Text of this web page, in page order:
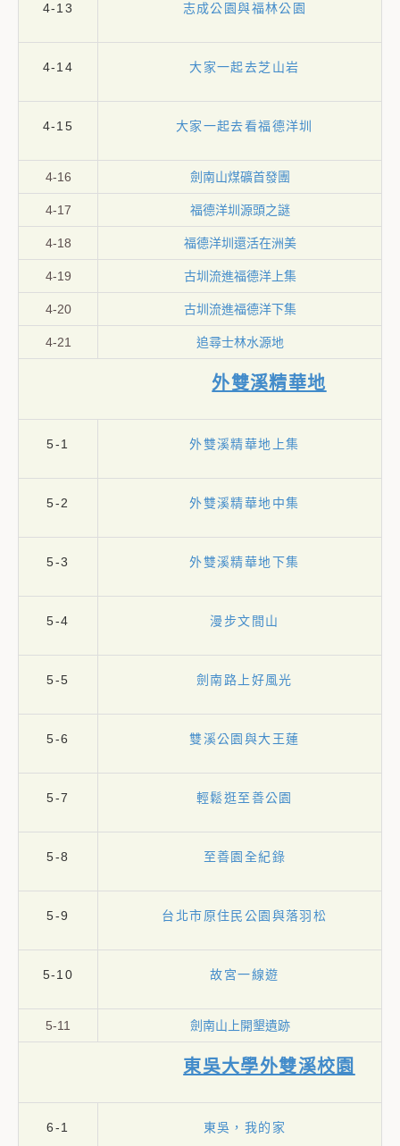
4-13 志成公園與福林公園
4-14 大家一起去芝山岩
4-15 大家一起去看福德洋圳
4-16 劍南山煤礦首發團
4-17 福德洋圳源頭之謎
4-18 福德洋圳還活在洲美
4-19 古圳流進福德洋上集
4-20 古圳流進福德洋下集
4-21 追尋士林水源地
外雙溪精華地
5-1 外雙溪精華地上集
5-2 外雙溪精華地中集
5-3 外雙溪精華地下集
5-4 漫步文間山
5-5 劍南路上好風光
5-6 雙溪公園與大王蓮
5-7 輕鬆逛至善公園
5-8 至善園全紀錄
5-9 台北市原住民公園與落羽松
5-10 故宮一線遊
5-11 劍南山上開墾遺跡
東吳大學外雙溪校園
6-1 東吳，我的家